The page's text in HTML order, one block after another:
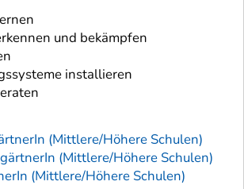
und bekämpfen
installieren
(Mittlere/Höhere Schulen)
(Mittlere/Höhere Schulen)
(Mittlere/Höhere Schulen)